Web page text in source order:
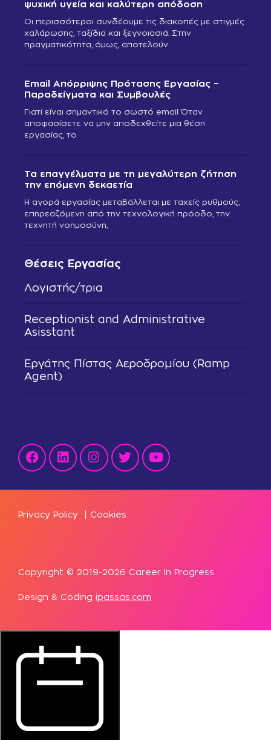
Θέσεις Εργασίας
Λογιστής/τρια
Receptionist and Administrative
Asisstant
Εργάτης Πίστας Αεροδρομίου (Ramp
Agent)
ψυχική υγεία και καλύτερη απόδοση
Οι περισσότεροι συνδέουμε τις διακοπές με στιγμές
χαλάρωσης, ταξίδια και ξεγνοιασιά. Στην
πραγματικότητα, όμως, αποτελούν
Email Απόρριψης Πρότασης Εργασίας –
Παραδείγματα και Συμβουλές
Γιατί είναι σημαντικό το σωστό email Όταν
αποφασίσετε να μην αποδεχθείτε μια θέση
εργασίας, το
Τα επαγγέλματα με τη μεγαλύτερη ζήτηση
την επόμενη δεκαετία
Η αγορά εργασίας μεταβάλλεται με ταχείς ρυθμούς,
επηρεαζόμενη από την τεχνολογική πρόοδο, την
τεχνητή νοημοσύνη,
Copyright © 2019-2026 Career In Progress
Design & Coding ipassas.com
Privacy Policy Cookies